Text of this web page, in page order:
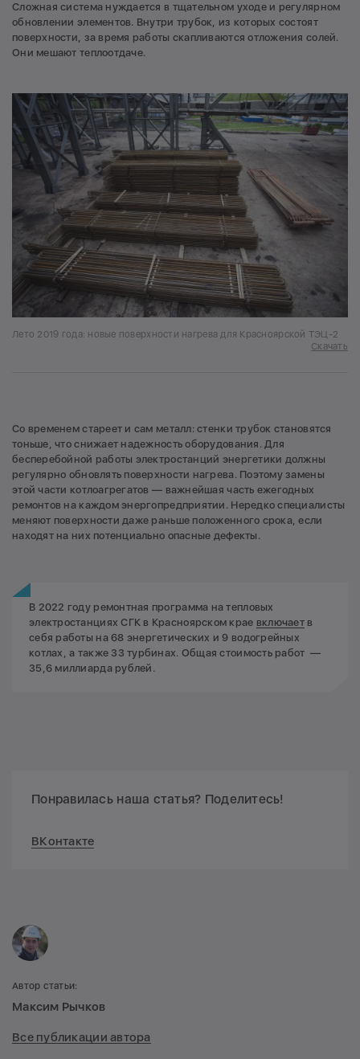
Сложная система нуждается в тщательном уходе и регулярном
обновлении элементов. Внутри трубок, из которых состоят
поверхности, за время работы скапливаются отложения солей.
Они мешают теплоотдаче.
Лето 2019 года: новые поверхности нагрева для Красноярской ТЭЦ-2
Скачать
Со временем стареет и сам металл: стенки трубок становятся
тоньше, что снижает надежность оборудования. Для
бесперебойной работы электростанций энергетики должны
регулярно обновлять поверхности нагрева. Поэтому замены
этой части котлоагрегатов — важнейшая часть ежегодных
ремонтов на каждом энергопредприятии. Нередко специалисты
меняют поверхности даже раньше положенного срока, если
находят на них потенциально опасные дефекты.
В 2022 году ремонтная программа на тепловых
электростанциях СГК в Красноярском крае включаетв
себя работы на 68 энергетических и 9 водогрейных
котлах, а также 33 турбинах. Общая стоимость работ —
35,6 миллиарда рублей.
Понравилась наша статья? Поделитесь!
ВКонтакте
Автор статьи:
Максим Рычков
Все публикации автора